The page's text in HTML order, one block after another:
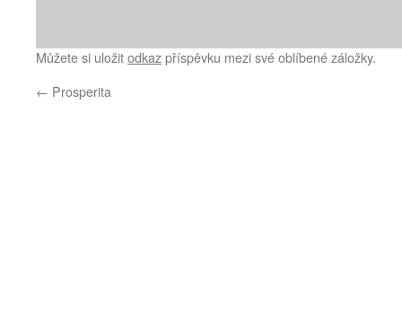
Můžete si uložitodkazpříspěvku mezi své oblíbené záložky.
← Prosperita